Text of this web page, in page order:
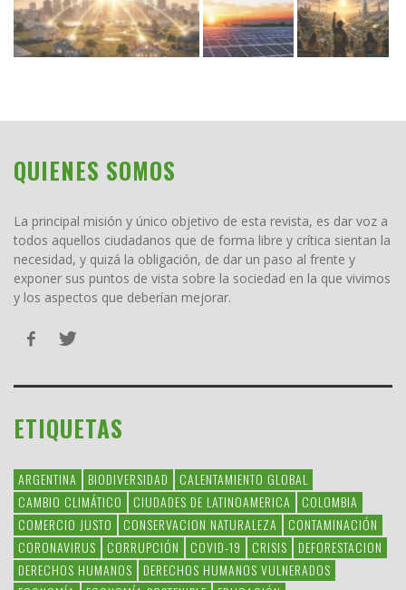
QUIENES SOMOS
La principal misión y único objetivo de esta revista, es dar voz a
todos aquellos ciudadanos que de forma libre y crítica sientan la
necesidad, y quizá la obligación, de dar un paso al frente y
exponer sus puntos de vista sobre la sociedad en la que vivimos
y los aspectos que deberían mejorar.
ETIQUETAS
ARGENTINA BIODIVERSIDAD
CALENTAMIENTO GLOBAL
CAMBIO CLIMÁTICO
CIUDADES DE LATINOAMERICA
COLOMBIA
COMERCIO JUSTO
CONSERVACION NATURALEZA
CONTAMINACIÓN
CORONAVIRUS
CORRUPCIÓN COVID-19 CRISIS
DEFORESTACION
DERECHOS HUMANOS
DERECHOS HUMANOS VULNERADOS